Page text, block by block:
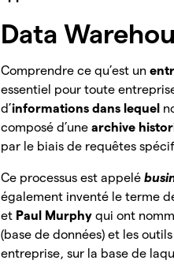
Data
Comprendre ce qu’est un
essentiel pour toute
d’informations dans lequel
composé d’unearchive
par le biais de requêtes
Ce processus est appelé
également inventé le terme
et Paul Murphyqui ont
(base de données) et les
entreprise, sur la base de